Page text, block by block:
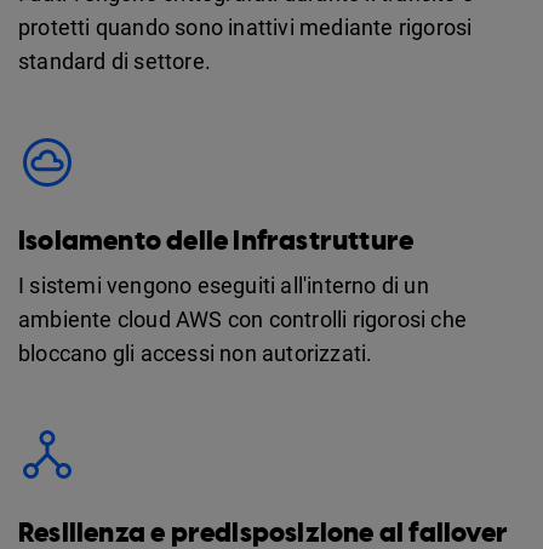
protetti quando sono inattivi mediante rigorosi
standard di settore.
Isolamento delle infrastrutture
I sistemi vengono eseguiti all'interno di un
ambiente cloud AWS con controlli rigorosi che
bloccano gli accessi non autorizzati.
Resilienza e predisposizione al failover